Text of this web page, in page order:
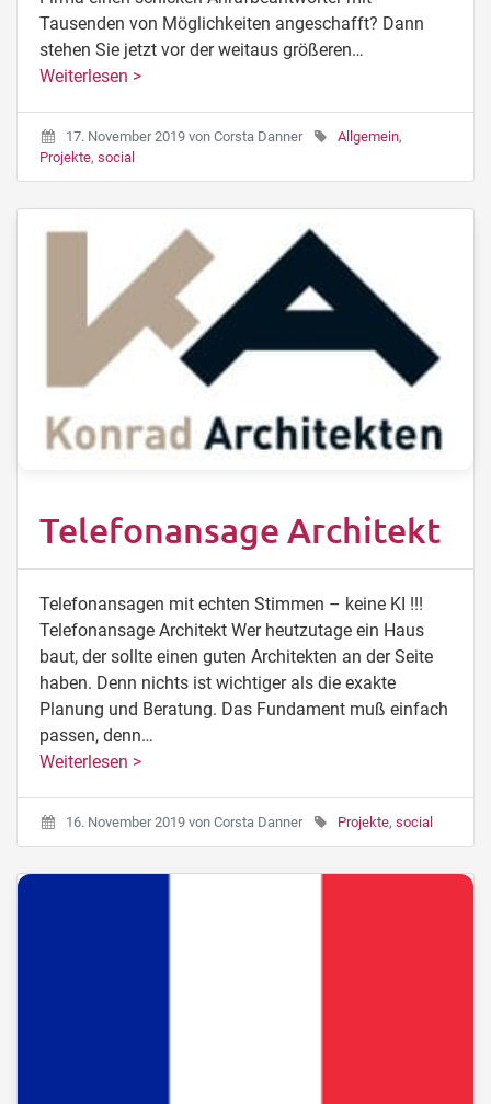
Tausenden von Möglichkeiten angeschafft? Dann
stehen Sie jetzt vor der weitaus größeren…
Weiterlesen >
17. November 2019 von Corsta Danner Allgemein,
Projekte, social
Telefonansage Architekt
Telefonansagen mit echten Stimmen – keine KI !!!
Telefonansage Architekt Wer heutzutage ein Haus
baut, der sollte einen guten Architekten an der Seite
haben. Denn nichts ist wichtiger als die exakte
Planung und Beratung. Das Fundament muß einfach
passen, denn…
Weiterlesen >
16. November 2019 von Corsta Danner Projekte, social